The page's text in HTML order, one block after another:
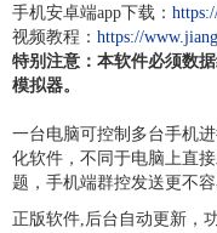
手机安卓端app下载：
视频教程： https://
特别注意：本软件必须数
模拟器。
一台电脑可控制多台手机
化软件，不同于电脑上直
题，手机端群控发送更不
正版软件,后台自动更新，